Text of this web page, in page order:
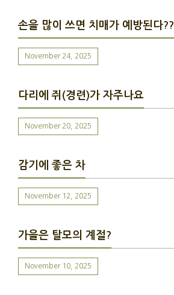
손을 많이 쓰면 치매가 예방된다??
November 24, 2025
다리에 쥐(경련)가 자주나요
November 20, 2025
감기에 좋은 차
November 12, 2025
가을은 탈모의 계절?
November 10, 2025